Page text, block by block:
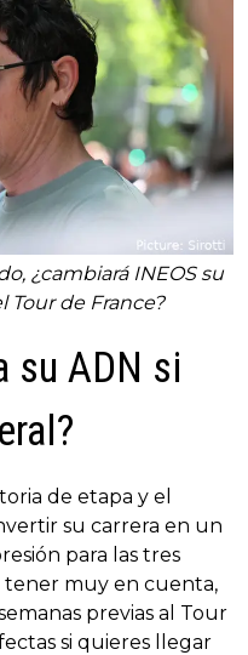
¿cambiará INEOS su
de France?
su ADN si
de etapa y el
su carrera en un
para las tres
tener muy en cuenta,
previas al Tour
si quieres llegar